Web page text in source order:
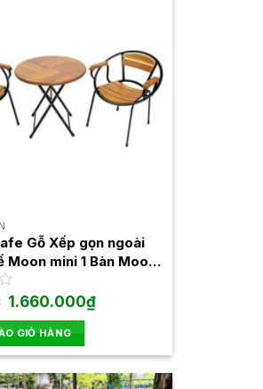
Gỗ Xếp gọn ngoài
Moon mini 1 Bàn Moon
Giá
gốc
là:
1.700.000₫.
1.660.000₫Giá
hiện
GIỎ HÀNG